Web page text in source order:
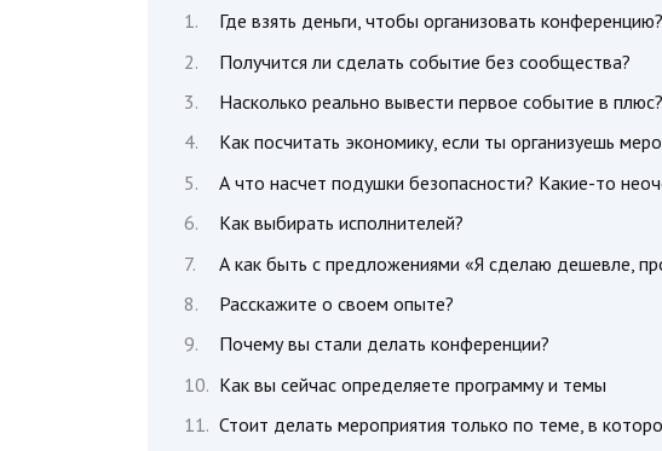
Где взять деньги, чтобы организовать конференцию?
Получится ли сделать событие без сообщества?
Насколько реально вывести первое событие в плюс?
Как посчитать экономику, если ты организуешь
А что насчет подушки безопасности? Какие-то
Как выбирать исполнителей?
А как быть с предложениями «Я сделаю дешевле,
Расскажите о своем опыте?
Почему вы стали делать конференции?
Как вы сейчас определяете программу и темы
Стоит делать мероприятия только по теме, в